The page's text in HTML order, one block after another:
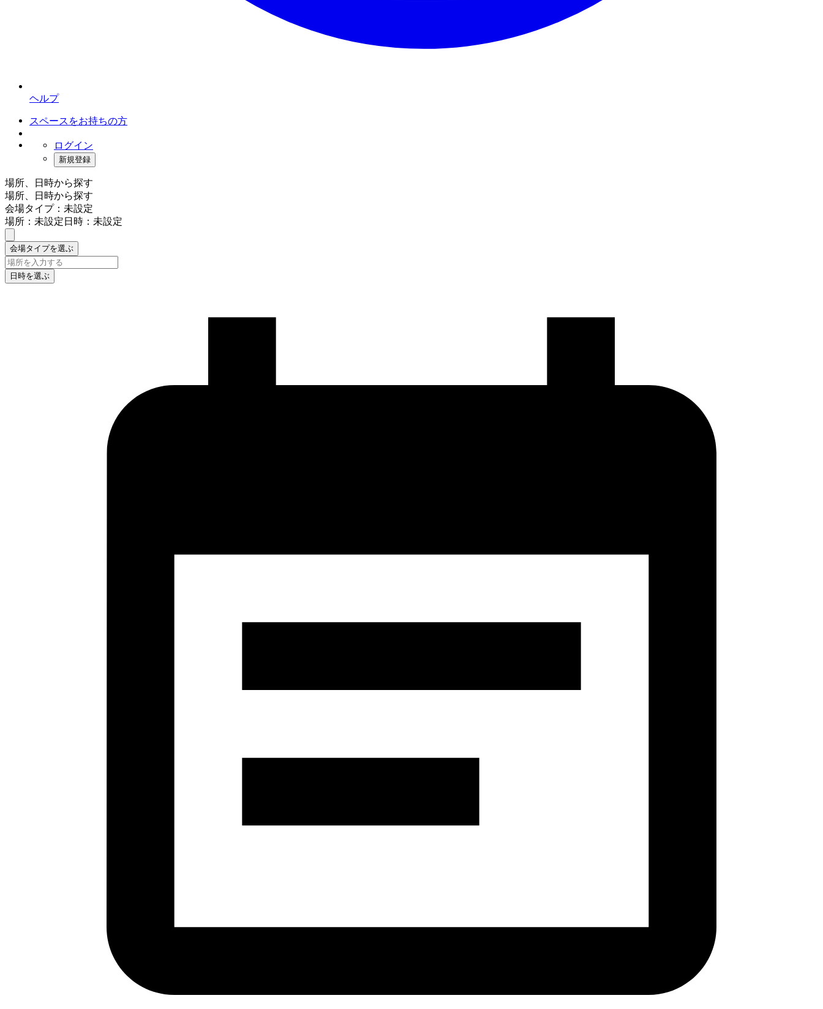
ヘルプ
スペースをお持ちの方
ログイン
新規登録
場所、日時から探す
場所、日時から探す
会場タイプ：未設定
場所：未設定日時：未設定
会場タイプを選ぶ
日時を選ぶ